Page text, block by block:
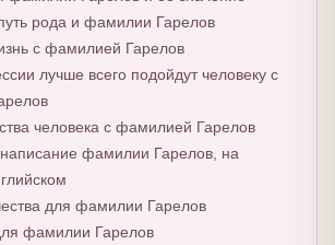
рода и фамилии Гарелов
с фамилией Гарелов
лучше всего подойдут человеку с
человека с фамилией Гарелов
фамилии Гарелов, на
для фамилии Гарелов
фамилии Гарелов